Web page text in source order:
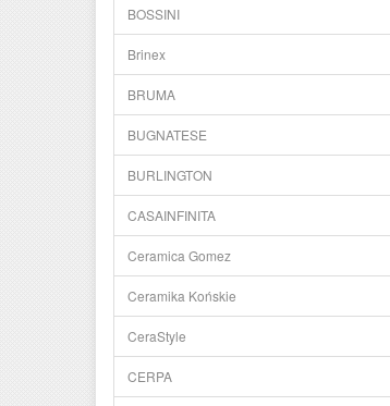
BOSSINI
Brinex
BRUMA
BUGNATESE
BURLINGTON
CASAINFINITA
Ceramica Gomez
Ceramika Końskie
CeraStyle
CERPA